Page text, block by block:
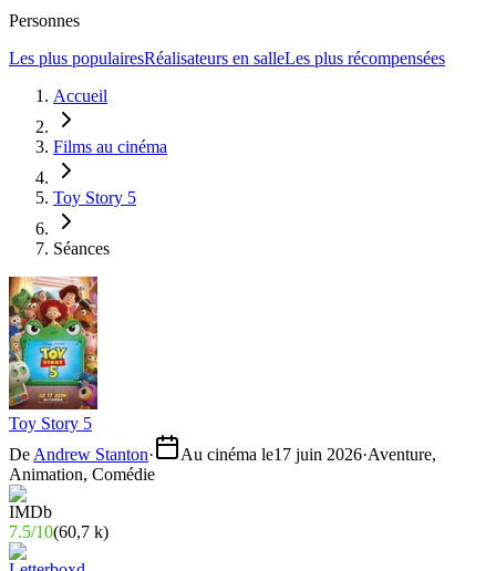
Personnes
Les plus populairesRéalisateurs en salleLes plus récompensées
Accueil
Films au cinéma
Toy Story 5
Séances
Toy Story 5
De Andrew Stanton· Au cinéma le17 juin 2026·Aventure,
Animation, Comédie
7.5/10(60,7 k)